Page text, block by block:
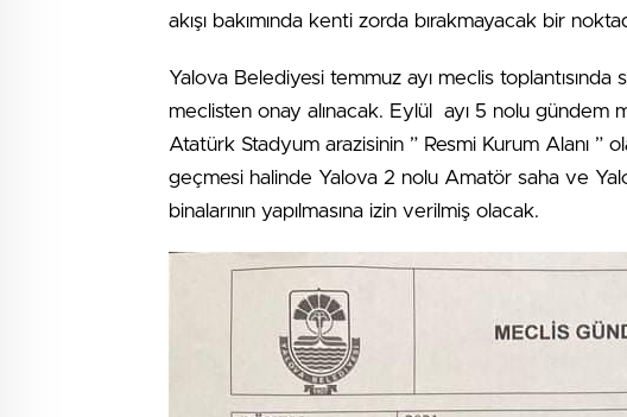
akışı bakımında kenti zorda bırakmayacak bir
Yalova Belediyesi temmuz ayı meclis toplantısında
meclisten onay alınacak. Eylül ayı 5 nolu gündem
Atatürk Stadyum arazisinin ” Resmi Kurum Alanı ”
geçmesi halinde Yalova 2 nolu Amatör saha ve
binalarının yapılmasına izin verilmiş olacak.